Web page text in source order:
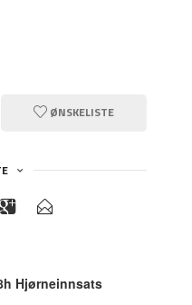
ØNSKELISTE
Hjørneinnsats